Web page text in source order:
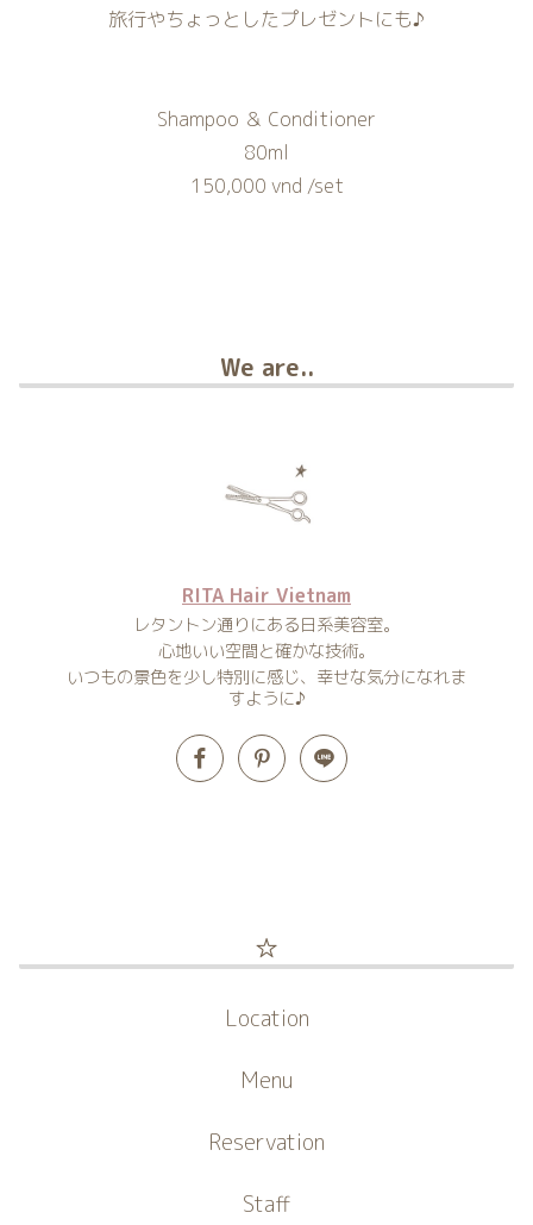
旅行やちょっとしたプレゼントにも♪
Shampoo ＆ Conditioner
80ml
150,000 vnd /set
We are..
RITA Hair Vietnam
レタントン通りにある日系美容室。
心地いい空間と確かな技術。
いつもの景色を少し特別に感じ、幸せな気分になれま
すように♪
☆
Location
Menu
Reservation
Staff